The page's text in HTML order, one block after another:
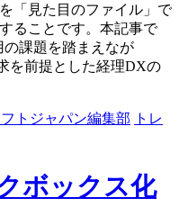
「見た目のファイル」で
ることです。本記事で
の課題を踏まえなが
を前提とした経理DXの
フトジャパン編集部
トレ
ボックス化